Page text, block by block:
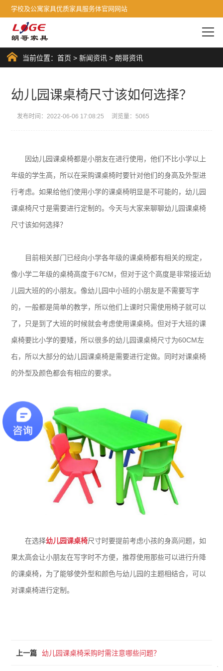
学校及公寓家具优质家具服务体官网网站
当前位置：首页 >新闻资讯 > 朗哥资讯
幼儿园课桌椅尺寸该如何选择？
发布时间：2022-06-06 17:08:25 浏览量：5065
因幼儿园课桌椅都是小朋友在进行使用，他们不比小学以上
年级的学生高，所以在采购课桌椅时要针对他们的身高及外型进
行考虑。如果给他们使用小学的课桌椅明显是不可能的，幼儿园
课桌椅尺寸是需要进行定制的。今天与大家来聊聊幼儿园课桌椅
尺寸该如何选择？
目前相关部门已经向小学各年级的课桌椅都有相关的规定，
像小学二年级的桌椅高度于67CM，但对于这个高度是非常接近幼
儿园大班的的小朋友。像幼儿园中小班的小朋友是不需要写字
的，一般都是简单的教学，所以他们上课时只需使用椅子就可以
了，只是到了大班的时候就会考虑使用课桌椅。但对于大班的课
桌椅要比小学的要矮，所以很多的幼儿园课桌椅尺寸为60CM左
右，所以大部分的幼儿园课桌椅是需要进行定做。同时对课桌椅
的外型及颜色都会有相应的要求。
在选择幼儿园课桌椅尺寸时要提前考虑小孩的身高问题，如
果太高会让小朋友在写字时不方便，推荐使用那些可以进行升降
的课桌椅，为了能够使外型和颜色与幼儿园的主题相结合，可以
对课桌椅进行定制。
上一篇 幼儿园课桌椅采购时需注意哪些问题？